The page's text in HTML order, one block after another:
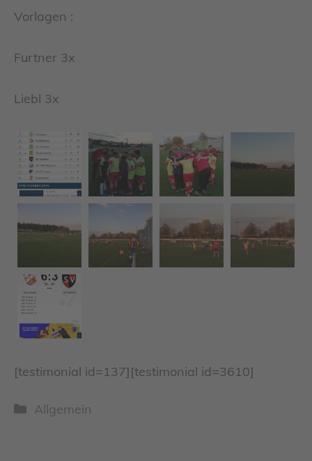
Vorlagen :
Furtner 3x
Liebl 3x
[testimonial id=137][testimonial id=3610]
Kategorien
Allgemein